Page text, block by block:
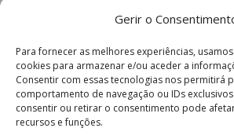
Gerir o
Para fornecer as melhores experiências,
cookies para armazenar e/ou aceder a
Consentir com essas tecnologias nos permitirá
comportamento de navegação ou IDs
consentir ou retirar o consentimento pode
recursos e funções.